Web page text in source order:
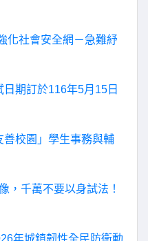
化社會安全網－急難紓
期訂於116年5月15日
校園」學生事務與輔
，千萬不要以身試法！
年城鎮韌性全民防衛動